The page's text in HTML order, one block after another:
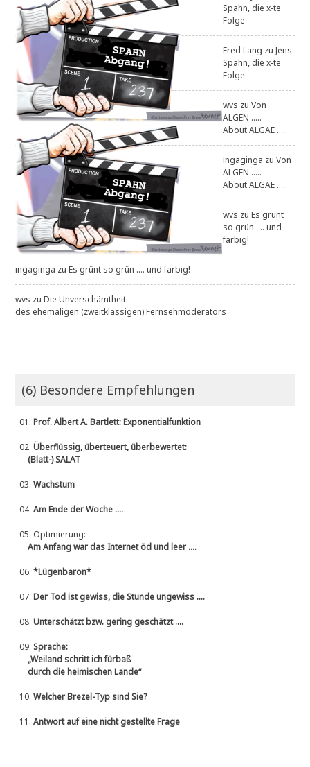
Spahn, die x-te
Folge
Fred Lang zuJens
Spahn, die x-te
Folge
wvs zuVon
ALGEN .....
About ALGAE .....
ingaginga zuVon
ALGEN .....
About ALGAE .....
wvs zuEs grünt
so grün .... und
farbig!
ingaginga zuEs grünt so grün .... und farbig!
wvs zuDie Unverschämtheit
des ehemaligen (zweitklassigen) Fernsehmoderators
(6) Besondere Empfehlungen
01.Prof. Albert A. Bartlett: Exponentialfunktion
02.Überflüssig, überteuert, überbewertet:
(Blatt-) SALAT
03.Wachstum
04.Am Ende der Woche ....
05. Optimierung:
Am Anfang war das Internet öd und leer ....
06.*Lügenbaron*
07.Der Tod ist gewiss, die Stunde ungewiss ....
08.Unterschätzt bzw. gering geschätzt ....
09.Sprache:
„Weiland schritt ich fürbaß
durch die heimischen Lande“
10.Welcher Brezel-Typ sind Sie?
11.Antwort auf eine nicht gestellte Frage